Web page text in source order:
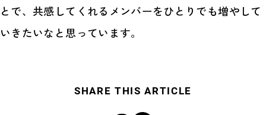
とで、共感してくれるメンバーをひとりでも増やして
いきたいなと思っています。
SHARE THIS ARTICLE